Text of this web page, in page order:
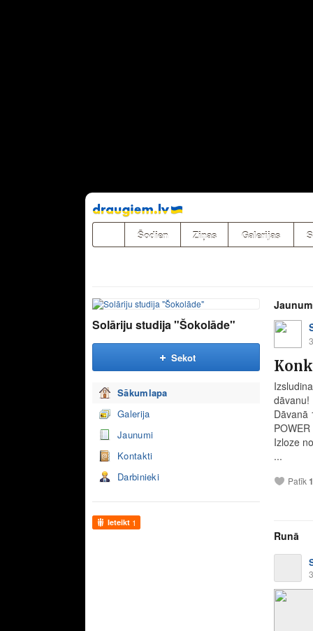
Pāriet
uz
saturu
Šodien Ziņas Galerijas
Solāriju studija "Šokolāde"
Sekot
Sākumlapa
Galerija
Jaunumi
Kontakti
Darbinieki
Ieteikt 1
dāvanu!
Dāvanā
Izloze
...
Patīk
Runā